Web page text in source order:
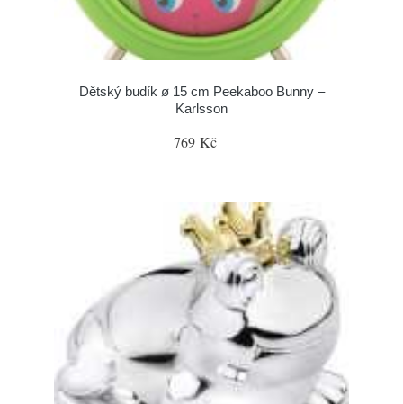
Dětský budík ø 15 cm Peekaboo Bunny –
Karlsson
769 Kč